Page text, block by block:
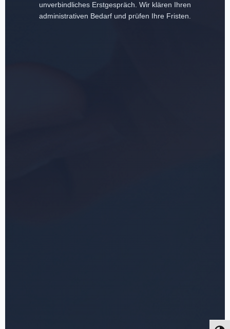
unverbindliches Erstgespräch. Wir klären Ihren
administrativen Bedarf und prüfen Ihre Fristen.